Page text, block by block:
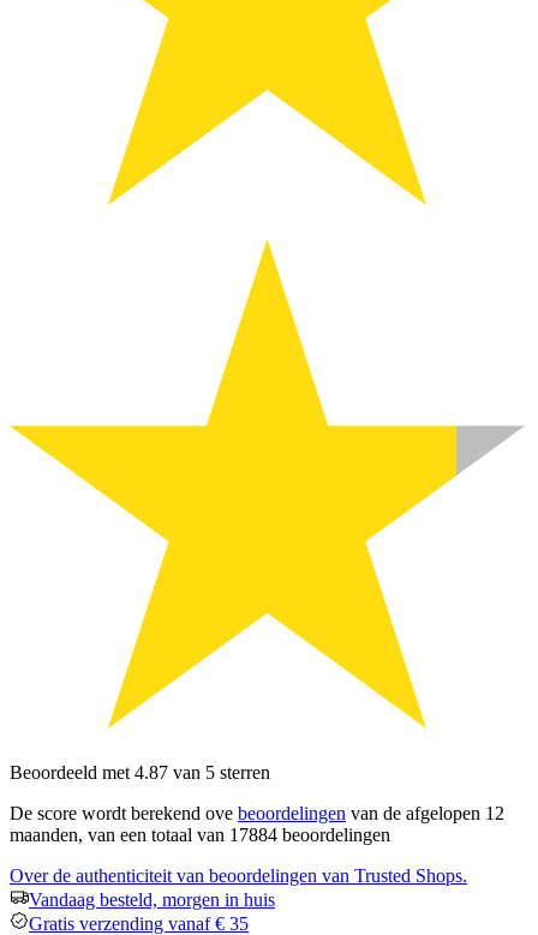
Beoordeeld met 4.87 van 5 sterren
De score wordt berekend ove beoordelingen van de afgelopen 12
maanden, van een totaal van 17884 beoordelingen
Over de authenticiteit van beoordelingen van Trusted Shops.
Vandaag besteld, morgen in huis
Gratis verzending vanaf € 35